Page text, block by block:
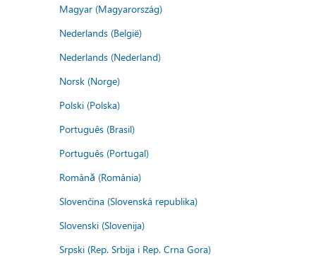
Magyar (Magyarország)
Nederlands (België)
Nederlands (Nederland)
Norsk (Norge)
Polski (Polska)
Português (Brasil)
Português (Portugal)
Română (România)
Slovenčina (Slovenská republika)
Slovenski (Slovenija)
Srpski (Rep. Srbija i Rep. Crna Gora)